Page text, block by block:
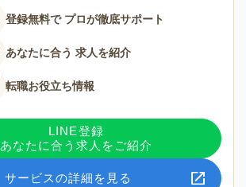
登録無料で プロが徹底サポート
あなたに合う 求人を紹介
転職お役立ち情報
LINE登録
あなたに合う求人をご紹介
サービスの詳細を見る